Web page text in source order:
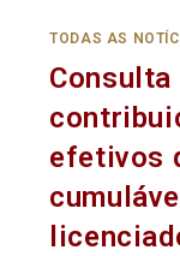
TODAS AS
Consulta
efetivos